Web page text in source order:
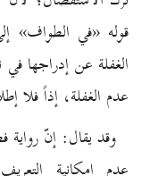
قوله «في الطواف»
الغفلة عن إدراجها في
عدم الغفلة، إذاً فلا
وقد يقال: إنّ
عدم إمكانية